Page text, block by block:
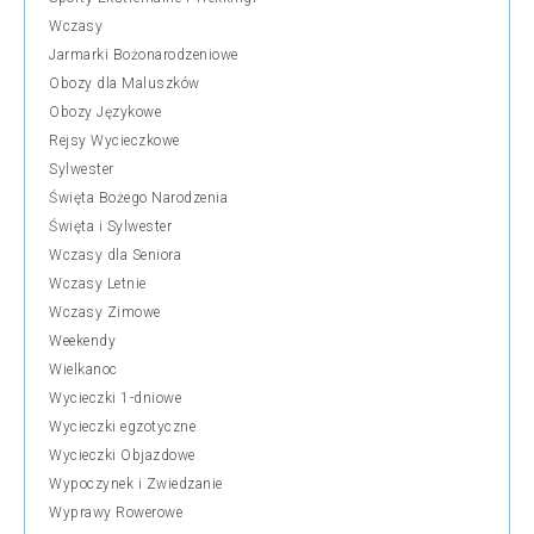
Wczasy
Jarmarki Bożonarodzeniowe
Obozy dla Maluszków
Obozy Językowe
Rejsy Wycieczkowe
Sylwester
Święta Bożego Narodzenia
Święta i Sylwester
Wczasy dla Seniora
Wczasy Letnie
Wczasy Zimowe
Weekendy
Wielkanoc
Wycieczki 1-dniowe
Wycieczki egzotyczne
Wycieczki Objazdowe
Wypoczynek i Zwiedzanie
Wyprawy Rowerowe